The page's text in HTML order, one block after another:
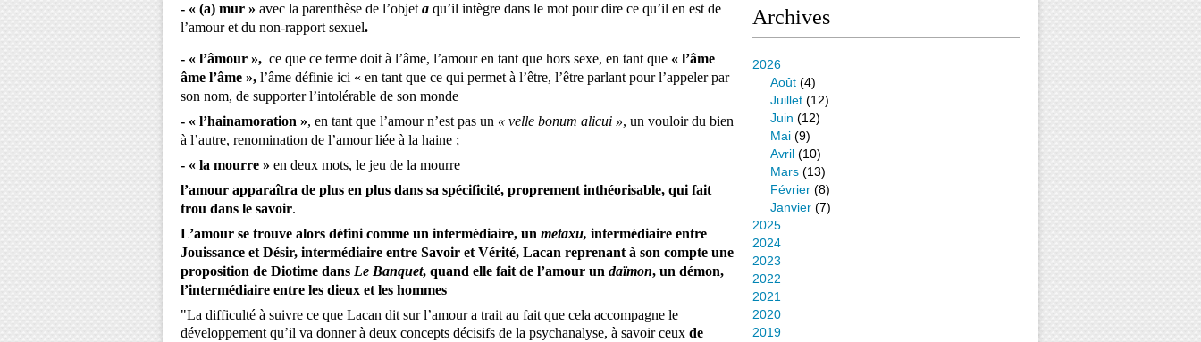
- « (a) mur » avec la parenthèse de l’objet a qu’il intègre dans le mot pour dire ce qu’il en est de
l’amour et du non-rapport sexuel.
- « l’âmour », ce que ce terme doit à l’âme, l’amour en tant que hors sexe, en tant que « l’âme
âme l’âme », l’âme définie ici « en tant que ce qui permet à l’être, l’être parlant pour l’appeler par
son nom, de supporter l’intolérable de son monde
- « l’hainamoration », en tant que l’amour n’est pas un « velle bonum alicui », un vouloir du bien
à l’autre, renomination de l’amour liée à la haine ;
- « la mourre » en deux mots, le jeu de la mourre
l’amour apparaîtra de plus en plus dans sa spécificité, proprement inthéorisable, qui fait
trou dans le savoir.
L’amour se trouve alors défini comme un intermédiaire, un metaxu, intermédiaire entre
Jouissance et Désir, intermédiaire entre Savoir et Vérité, Lacan reprenant à son compte une
proposition de Diotime dans Le Banquet, quand elle fait de l’amour un daïmon, un démon,
l’intermédiaire entre les dieux et les hommes
"La difficulté à suivre ce que Lacan dit sur l’amour a trait au fait que cela accompagne le
développement qu’il va donner à deux concepts décisifs de la psychanalyse, à savoir ceux de
Archives
2026
Août (4)
Juillet (12)
Juin (12)
Mai (9)
Avril (10)
Mars (13)
Février (8)
Janvier (7)
2025
2024
2023
2022
2021
2020
2019